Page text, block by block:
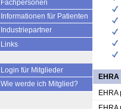
Fachpersonen
Informationen für Patienten
Industriepartner
Links
Login für Mitglieder
Wie werde ich Mitglied?
EHRA